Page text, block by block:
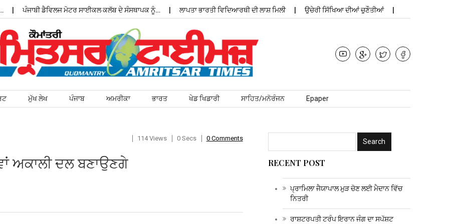
ਪੰਜਾਬੀ ਡੈਵਿਲਜ ਮੋਟਰ ਸਾਈਕਲ ਕਲੱਬ ਦੇ ਸੰਸਥਾਪਕ ਨੂੰ… ਲਾਪਤਾ ਭਾਰਤੀ ਵਿਦਿਆਰਥੀ ਦੀ ਲਾਸ਼ ਮਿਲੀ ਉਚੇਰੀ ਸਿੱਖਿਆ ਦੀਆਂ ਚੁਣੌਤੀਆਂ
ਮੁੱਖ ਲੇਖ ਪੰਜਾਬ ਅਮਰੀਕਾ ਭਾਰਤ ਖੇਡ ਖਿਡਾਰੀ ਸਾਹਿਤ/ਮਨੋਰੰਜਨ Epaper
114 Views 0 Secs 0 Comments
ਅਕਾਲੀ ਦਲ ਬਣਾਉਣਗੇ RECENT POST
ਪ੍ਰਾਮਿਲਾ ਜੈਯਾਪਾਲ ਮੁੜ ਚੋਣ ਲਈ ਮੈਦਾਨ ਵਿੱਚ
ਨਿਤਰੀ
ਰਾਸ਼ਟਰਪਤੀ ਟਰੰਪ ਇਰਾਨ ਜੰਗ ਦਾ ਸਪੱਸ਼ਟ